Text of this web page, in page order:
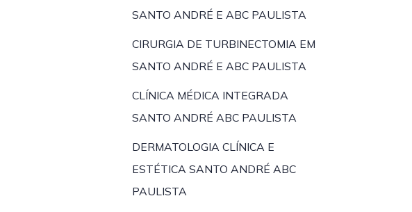
SANTO ANDRÉ E ABC PAULISTA
CIRURGIA DE TURBINECTOMIA EM
SANTO ANDRÉ E ABC PAULISTA
CLÍNICA MÉDICA INTEGRADA
SANTO ANDRÉ ABC PAULISTA
DERMATOLOGIA CLÍNICA E
ESTÉTICA SANTO ANDRÉ ABC
PAULISTA